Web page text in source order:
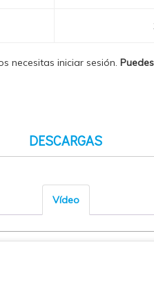
necesitas iniciar sesión.
DESCARGAS
Vídeo